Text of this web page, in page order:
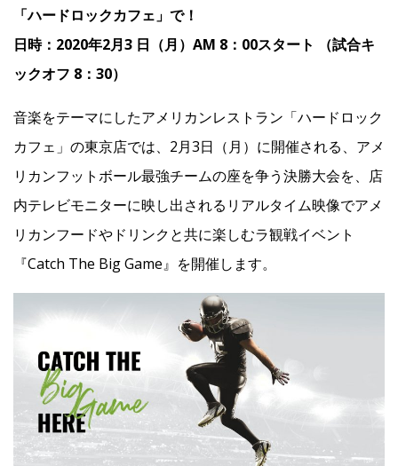
財務・業績情報 IRライブラリー 株式情報 電子公告 IRカレンダー
よくあるご質問
Franchise
Recruit
Contact
Facebook
EN
「ハードロックカフェ」で！
日時：2020年2月3 日（月）AM 8：00スタート （試合キ
ックオフ 8：30）
音楽をテーマにしたアメリカンレストラン「ハードロック
カフェ」の東京店では、2月3日（月）に開催される、アメ
リカンフットボール最強チームの座を争う決勝大会を、店
内テレビモニターに映し出されるリアルタイム映像でアメ
リカンフードやドリンクと共に楽しむラ観戦イベント
『Catch The Big Game』を開催します。